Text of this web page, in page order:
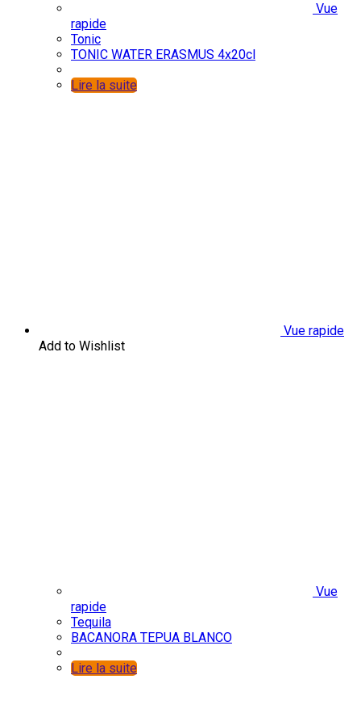
Vue
rapide
Tonic
TONIC WATER ERASMUS 4x20cl
Lire la suite
Vue rapide
Add to Wishlist
Vue
rapide
Tequila
BACANORA TEPUA BLANCO
Lire la suite